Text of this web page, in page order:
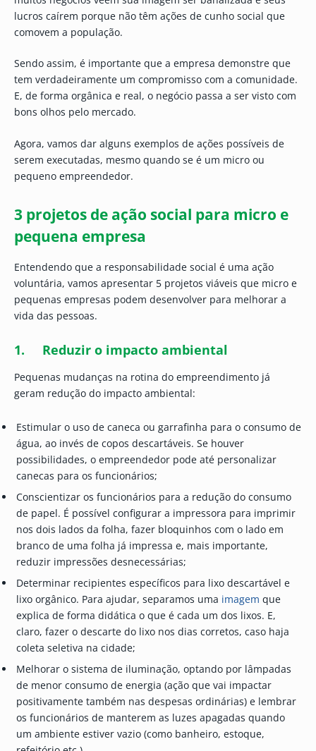
lucros caírem porque não têm ações de cunho social que
comovem a população.
Sendo assim, é importante que a empresa demonstre que
tem verdadeiramente um compromisso com a comunidade.
E, de forma orgânica e real, o negócio passa a ser visto com
bons olhos pelo mercado.
Agora, vamos dar alguns exemplos de ações possíveis de
serem executadas, mesmo quando se é um micro ou
pequeno empreendedor.
3 projetos de ação social para micro e
pequena empresa
Entendendo que a responsabilidade social é uma ação
voluntária, vamos apresentar 5 projetos viáveis que micro e
pequenas empresas podem desenvolver para melhorar a
vida das pessoas.
1. Reduzir o impacto ambiental
Pequenas mudanças na rotina do empreendimento já
geram redução do impacto ambiental:
Estimular o uso de caneca ou garrafinha para o consumo de
água, ao invés de copos descartáveis. Se houver
possibilidades, o empreendedor pode até personalizar
canecas para os funcionários;
Conscientizar os funcionários para a redução do consumo
de papel. É possível configurar a impressora para imprimir
nos dois lados da folha, fazer bloquinhos com o lado em
branco de uma folha já impressa e, mais importante,
reduzir impressões desnecessárias;
Determinar recipientes específicos para lixo descartável e
lixo orgânico. Para ajudar, separamos uma imagem que
explica de forma didática o que é cada um dos lixos. E,
claro, fazer o descarte do lixo nos dias corretos, caso haja
coleta seletiva na cidade;
Melhorar o sistema de iluminação, optando por lâmpadas
de menor consumo de energia (ação que vai impactar
positivamente também nas despesas ordinárias) e lembrar
os funcionários de manterem as luzes apagadas quando
um ambiente estiver vazio (como banheiro, estoque,